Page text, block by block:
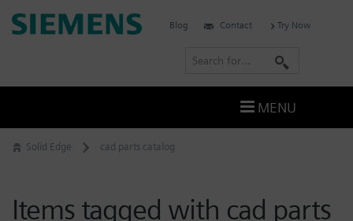
Skip
to
Solid Edge cad parts catalog
Items tagged with cad parts
Siemens
Blog Contact Try Now
r
c
MENU